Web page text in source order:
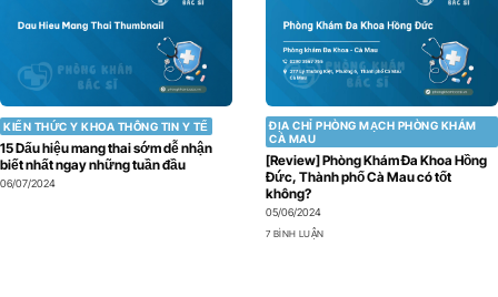
KIẾN THỨC Y KHOA THÔNG TIN Y TẾ
15 Dấu hiệu mang thai sớm dễ nhận
biết nhất ngay những tuần đầu
06/07/2024
ĐỊA CHỈ PHÒNG MẠCH PHÒNG KHÁM
CÀ MAU
[Review] Phòng Khám Đa Khoa Hồng
Đức, Thành phố Cà Mau có tốt
không?
05/06/2024
7 BÌNH LUẬN